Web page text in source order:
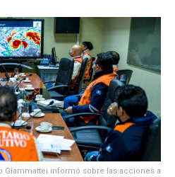
Giammattei informó sobre las acciones a